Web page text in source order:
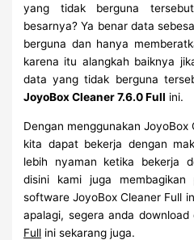
yang tidak berguna
besarnya? Ya benar data
berguna dan hanya
karena itu alangkah baiknya
data yang tidak berguna
JoyoBox Cleaner 7.6.0 Full ini.
Dengan menggunakan
kita dapat bekerja dengan
lebih nyaman ketika bekerja
disini kami juga membagikan
software JoyoBox Cleaner Full
apalagi, segera anda
Full ini sekarang juga.